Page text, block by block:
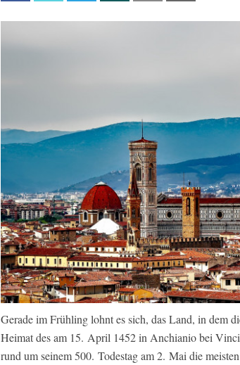
Gerade im Frühling lohnt es sich, das Land, in dem
Heimat des am 15. April 1452 in Anchianio bei
rund um seinem 500. Todestag am 2. Mai die